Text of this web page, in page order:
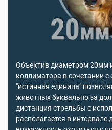
Объектив диаметром 20мм
коллиматора в сочетании
"истинная единица"
животных буквально за
дистанция стрельбы с
располагается в интервале